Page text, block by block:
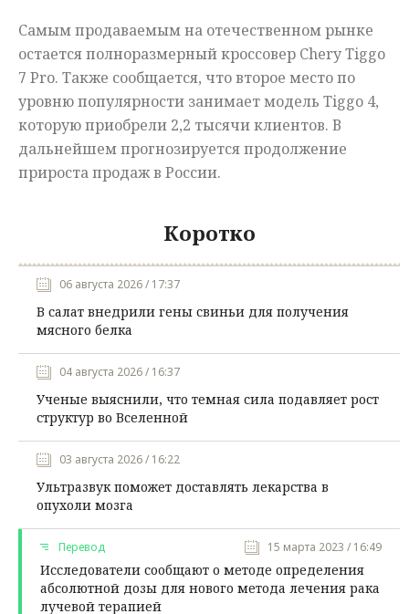
Самым продаваемым на отечественном рынке
остается полноразмерный кроссовер Chery Tiggo
7 Pro. Также сообщается, что второе место по
уровню популярности занимает модель Tiggo 4,
которую приобрели 2,2 тысячи клиентов. В
дальнейшем прогнозируется продолжение
прироста продаж в России.
Коротко
06 августа 2026 / 17:37
В салат внедрили гены свиньи для получения
мясного белка
04 августа 2026 / 16:37
Ученые выяснили, что темная сила подавляет рост
структур во Вселенной
03 августа 2026 / 16:22
Ультразвук поможет доставлять лекарства в
опухоли мозга
Перевод 15 марта 2023 / 16:49
Исследователи сообщают о методе определения
абсолютной дозы для нового метода лечения рака
лучевой терапией